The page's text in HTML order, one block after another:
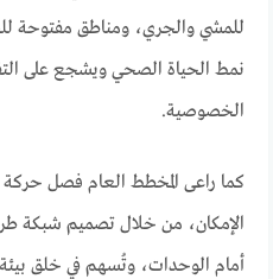
للمشي والجري، ومناطق مفتوحة
نمط الحياة الصحي ويشجع على
الخصوصية.
كما راعى المخطط العام فصل حركة
الإمكان، من خلال تصميم شبكة
أمام الوحدات، وتُسهم في خلق